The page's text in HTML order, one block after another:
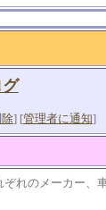
] [管理者に通知]
れのメーカー、